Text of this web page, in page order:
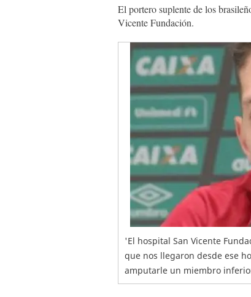
El portero suplente de los
Vicente Fundación.
'El hospital San Vicente
que nos llegaron desde ese
amputarle un miembro